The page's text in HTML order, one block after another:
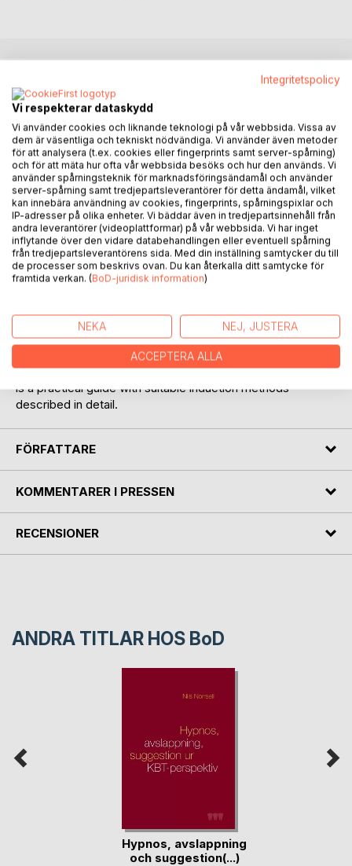
Earlier the explanation of therapeutic results with hypnosis
was seen as the effect of suggestion. In CBT thoughts and
behaviours are regarded as learned and thus considered to
be changeable by relearning and new learning. Over the
course of time the state of hypnosis has been looked upon
in different ways. Here it is described as a passive state of
mind without analytical thinking or decision making. In this
state spontaneous attention is guided by emotions and
associations in reflexive way but it can be influenced by
suggestion. By focusing attention on visualizing goals,
motivation for certain behaviours can be created.
The book presents theories of CBT and hypnosis
proposing a new approach, which the author has found
helpful It is meant as a handbook for those working within
dentistry and also other areas within the medical field. This
is a practical guide with suitable induction methods
described in detail.
FÖRFATTARE
KOMMENTARER I PRESSEN
RECENSIONER
ANDRA TITLAR HOS BoD
Hypnos, avslappning
och suggestion(...)
Integritetspolicy
Vi respekterar dataskydd
Vi använder cookies och liknande teknologi på vår webbsida. Vissa av
dem är väsentliga och tekniskt nödvändiga. Vi använder även metoder
för att analysera (t.ex. cookies eller fingerprints samt server-spårning)
och för att mäta hur ofta vår webbsida besöks och hur den används. Vi
använder spårningsteknik för marknadsföringsändamål och använder
server-spårning samt tredjepartsleverantörer för detta ändamål, vilket
kan innebära användning av cookies, fingerprints, spårningspixlar och
IP-adresser på olika enheter. Vi bäddar även in tredjepartsinnehåll från
andra leverantörer (videoplattformar) på vår webbsida. Vi har inget
inflytande över den vidare databehandlingen eller eventuell spårning
från tredjepartsleverantörens sida. Med din inställning samtycker du till
de processer som beskrivs ovan. Du kan återkalla ditt samtycke för
framtida verkan. (BoD-juridisk information)
NEKA NEJ, JUSTERA
ACCEPTERA ALLA